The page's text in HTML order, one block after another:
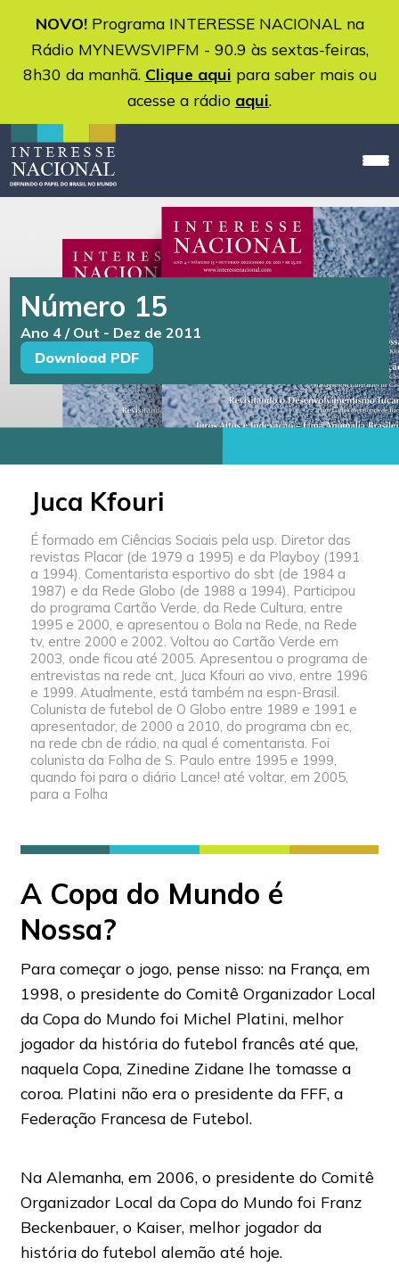
NOVO!Programa INTERESSE NACIONAL na
Rádio MYNEWSVIPFM - 90.9 às sextas-feiras,
8h30 da manhã. Clique aqui para saber mais ou
acesse a rádio aqui.
Número 15
Ano 4 / Out - Dez de 2011
Download PDF
Juca Kfouri
É formado em Ciências Sociais pela usp. Diretor das
revistas Placar (de 1979 a 1995) e da Playboy (1991
a 1994). Comentarista esportivo do sbt (de 1984 a
1987) e da Rede Globo (de 1988 a 1994). Participou
do programa Cartão Verde, da Rede Cultura, entre
1995 e 2000, e apresentou o Bola na Rede, na Rede
tv, entre 2000 e 2002. Voltou ao Cartão Verde em
2003, onde ficou até 2005. Apresentou o programa de
entrevistas na rede cnt, Juca Kfouri ao vivo, entre 1996
e 1999. Atualmente, está também na espn-Brasil.
Colunista de futebol de O Globo entre 1989 e 1991 e
apresentador, de 2000 a 2010, do programa cbn ec,
na rede cbn de rádio, na qual é comentarista. Foi
colunista da Folha de S. Paulo entre 1995 e 1999,
quando foi para o diário Lance! até voltar, em 2005,
para a Folha
A Copa do Mundo é
Nossa?
Para começar o jogo, pense nisso: na França, em
1998, o presidente do Comitê Organizador Local
da Copa do Mundo foi Michel Platini, melhor
jogador da história do futebol francês até que,
naquela Copa, Zinedine Zidane lhe tomasse a
coroa. Platini não era o presidente da FFF, a
Federação Francesa de Futebol.
Na Alemanha, em 2006, o presidente do Comitê
Organizador Local da Copa do Mundo foi Franz
Beckenbauer, o Kaiser, melhor jogador da
história do futebol alemão até hoje.